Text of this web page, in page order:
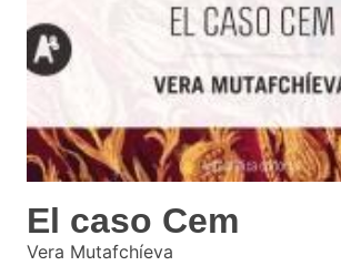
El caso Cem
Vera Mutafchíeva